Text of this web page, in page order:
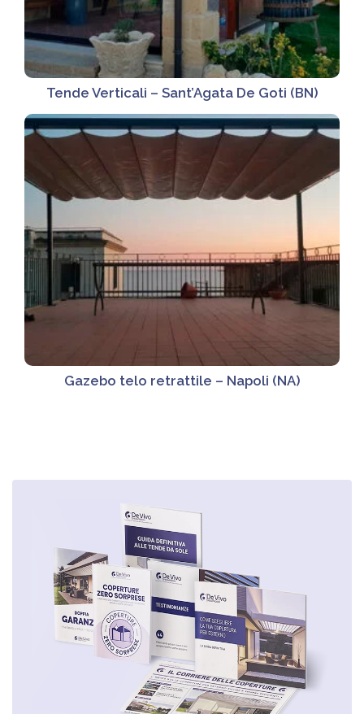
Tende Verticali – Sant’Agata De Goti (BN)
Gazebo telo retrattile – Napoli (NA)